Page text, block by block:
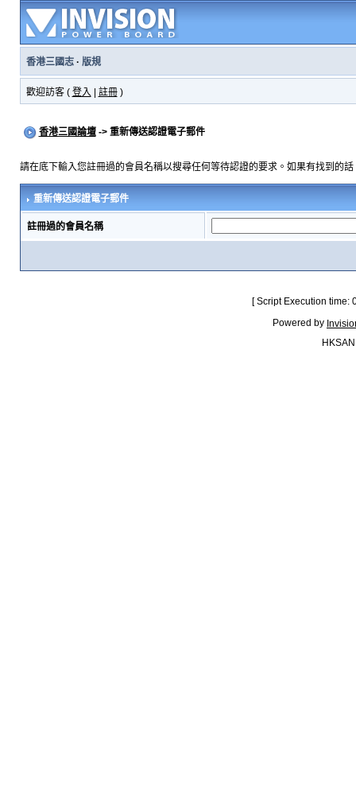
香港三國志· 版規
歡迎訪客 ( 登入 註冊)
香港三國論壇-> 重新傳送認證電子郵件
請在底下輸入您註冊過的會員名稱以搜尋任何等待認證的要求。如果有找到的
重新傳送認證電子郵件
註冊過的會員名稱
[ Script Execution
Powered by